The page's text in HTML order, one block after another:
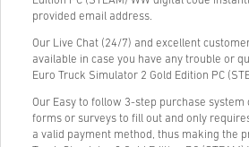
provided email address.
Our Live Chat (24/7) and excellent
available in case you have any trouble or
Euro Truck Simulator 2 Gold Edition PC
Our Easy to follow 3-step purchase system
forms or surveys to fill out and only
a valid payment method, thus making the